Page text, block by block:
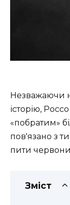
Незважаючи
історію,
«побратим»
пов'язано з
пити
Зміст